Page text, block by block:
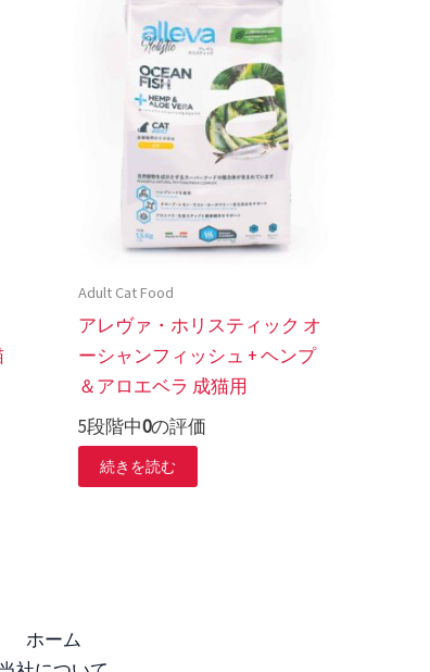
Adult Cat Food
アレヴァ・ホリスティック オ
ーシャンフィッシュ + ヘンプ
＆アロエベラ 成猫用
5段階中0の評価
続きを読む
ホーム